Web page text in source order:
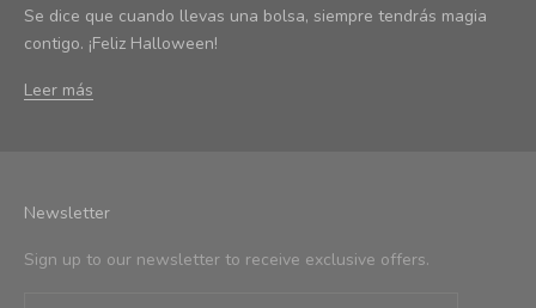
Se dice que cuando llevas una bolsa, siempre tendrás magia
contigo. ¡Feliz Halloween!
Leer más
Newsletter
Sign up to our newsletter to receive exclusive offers.